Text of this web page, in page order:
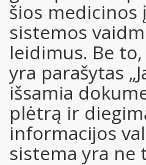
šios medicinos
sistemos
leidimus. Be to,
yra parašytas
išsamia
plėtrą ir
informacijos
sistema yra ne